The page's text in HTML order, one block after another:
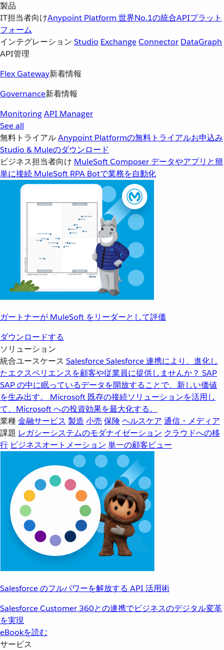
製品
IT担当者向けAnypoint Platform 世界No.1の統合APIプラット
フォーム
インテグレーション Studio ExchangeConnector DataGraph
API管理
Flex Gateway新着情報
Governance新着情報
MonitoringAPI Manager
See all
無料トライアルAnypoint Platformの無料トライアルお申込み
Studio & Muleのダウンロード
ビジネス担当者向け MuleSoft Composer データやアプリと簡
単に接続 MuleSoft RPA Botで業務を自動化
ガートナーが MuleSoft をリーダーとして評価
ダウンロードする
ソリューション
統合ユースケース SalesforceSalesforce 連携により、進化し
たエクスペリエンスを顧客や従業員に提供しませんか？ SAP
SAP の中に眠っているデータを開放することで、新しい価値
を生み出す。
Microsoft 既存の接続ソリューションを活用し
て、Microsoft への投資効果を最大化する。
業種金融サービス 製造 小売 保険 ヘルスケア 通信・メディア
課題 レガシーシステムのモダナイゼーション クラウドへの移
行 ビジネスオートメーション 単一の顧客ビュー
Salesforce のフルパワーを解放する API 活用術
Salesforce Customer 360との連携でビジネスのデジタル変革
を実現
eBookを読む
サービス